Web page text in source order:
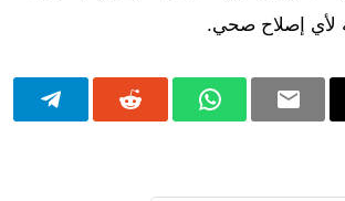
لأي إصلاح صحي.